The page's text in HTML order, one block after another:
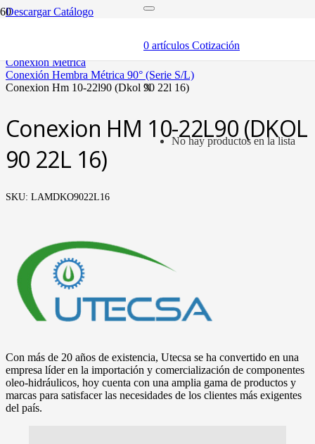
0 artículos Cotización
X
No hay productos en la lista
Descargar Catálogo
mangueras hidráulicas y fittings
conexión métrica
conexión hembra métrica 90° (serie s/l)
conexion hm 10-22l90 (dkol 90 22l 16)
Conexion HM 10-22L90 (DKOL
90 22L 16)
SKU: LAMDKO9022L16
Con más de 20 años de existencia, Utecsa se ha convertido en una
empresa líder en la importación y comercialización de componentes
oleo-hidráulicos, hoy cuenta con una amplia gama de productos y
marcas para satisfacer las necesidades de los clientes más exigentes
del país.